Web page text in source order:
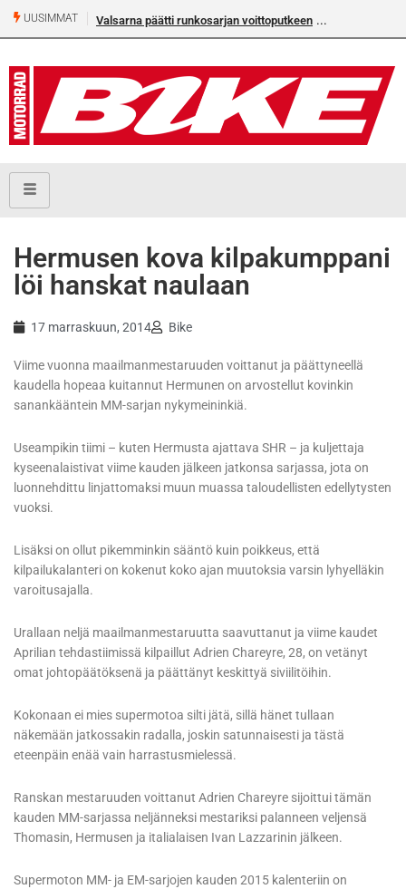
UUSIMMAT Valsarna päätti runkosarjan voittoputkeen
Hermusen kova kilpakumppani
löi hanskat naulaan
17 marraskuun, 2014 Bike
Viime vuonna maailmanmestaruuden voittanut ja päättyneellä
kaudella hopeaa kuitannut Hermunen on arvostellut kovinkin
sanankääntein MM-sarjan nykymeininkiä.
Useampikin tiimi – kuten Hermusta ajattava SHR – ja kuljettaja
kyseenalaistivat viime kauden jälkeen jatkonsa sarjassa, jota on
luonnehdittu linjattomaksi muun muassa taloudellisten edellytysten
vuoksi.
Lisäksi on ollut pikemminkin sääntö kuin poikkeus, että
kilpailukalanteri on kokenut koko ajan muutoksia varsin lyhyelläkin
varoitusajalla.
Urallaan neljä maailmanmestaruutta saavuttanut ja viime kaudet
Aprilian tehdastiimissä kilpaillut Adrien Chareyre, 28, on vetänyt
omat johtopäätöksenä ja päättänyt keskittyä siviilitöihin.
Kokonaan ei mies supermotoa silti jätä, sillä hänet tullaan
näkemään jatkossakin radalla, joskin satunnaisesti ja tästä
eteenpäin enää vain harrastusmielessä.
Ranskan mestaruuden voittanut Adrien Chareyre sijoittui tämän
kauden MM-sarjassa neljänneksi mestariksi palanneen veljensä
Thomasin, Hermusen ja italialaisen Ivan Lazzarinin jälkeen.
Supermoton MM- ja EM-sarjojen kauden 2015 kalenteriin on